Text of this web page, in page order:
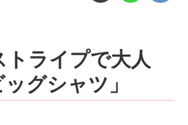
トライプで大人
グシャツ」